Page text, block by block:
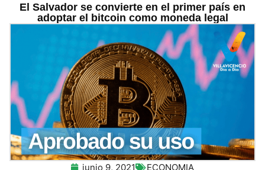
El Salvador se convierte en el primer país en
adoptar el bitcoin como moneda legal
junio 9, 2021 ECONOMIA